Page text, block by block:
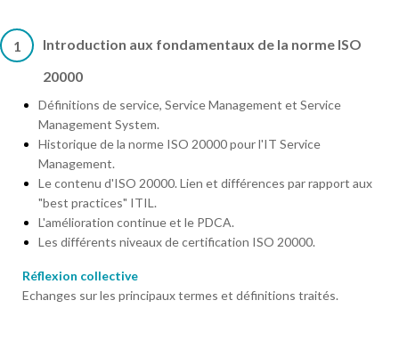
1
Introduction aux fondamentaux de la norme ISO
20000
Définitions de service, Service Management et Service
Management System.
Historique de la norme ISO 20000 pour l'IT Service
Management.
Le contenu d'ISO 20000. Lien et différences par rapport aux
"best practices" ITIL.
L'amélioration continue et le PDCA.
Les différents niveaux de certification ISO 20000.
Réflexion collective
Echanges sur les principaux termes et définitions traités.